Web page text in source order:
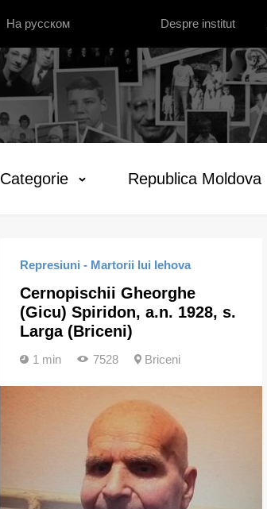
Institutul de Istorie Orală din Moldova
На русском Despre institut
Categorie Republica Moldova
Represiuni - Martorii lui Iehova
Cernopischii Gheorghe
(Gicu) Spiridon, a.n. 1928, s.
Larga (Briceni)
1 min 7528 Briceni